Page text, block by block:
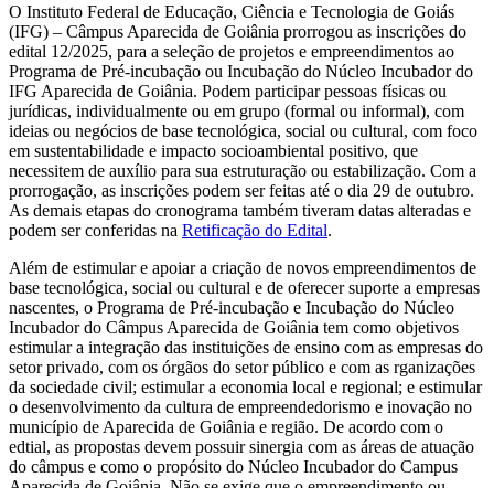
O Instituto Federal de Educação, Ciência e Tecnologia de Goiás
(IFG) – Câmpus Aparecida de Goiânia prorrogou as inscrições do
edital 12/2025, para a seleção de projetos e empreendimentos ao
Programa de Pré-incubação ou Incubação do Núcleo Incubador do
IFG Aparecida de Goiânia. Podem participar pessoas físicas ou
jurídicas, individualmente ou em grupo (formal ou informal), com
ideias ou negócios de base tecnológica, social ou cultural, com foco
em sustentabilidade e impacto socioambiental positivo, que
necessitem de auxílio para sua estruturação ou estabilização. Com a
prorrogação, as inscrições podem ser feitas até o dia 29 de outubro.
As demais etapas do cronograma também tiveram datas alteradas e
podem ser conferidas na Retificação do Edital.
Além de estimular e apoiar a criação de novos empreendimentos de
base tecnológica, social ou cultural e de oferecer suporte a empresas
nascentes, o Programa de Pré-incubação e Incubação do Núcleo
Incubador do Câmpus Aparecida de Goiânia tem como objetivos
estimular a integração das instituições de ensino com as empresas do
setor privado, com os órgãos do setor público e com as rganizações
da sociedade civil; estimular a economia local e regional; e estimular
o desenvolvimento da cultura de empreendedorismo e inovação no
município de Aparecida de Goiânia e região. De acordo com o
edtial, as propostas devem possuir sinergia com as áreas de atuação
do câmpus e como o propósito do Núcleo Incubador do Campus